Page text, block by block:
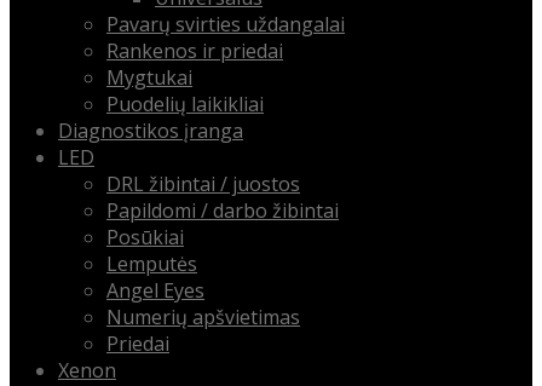
Pavarų svirties uždangalai
Rankenos ir priedai
Mygtukai
Puodelių laikikliai
Diagnostikos įranga
LED
DRL žibintai / juostos
Papildomi / darbo žibintai
Posūkiai
Lemputės
Angel Eyes
Numerių apšvietimas
Priedai
Xenon